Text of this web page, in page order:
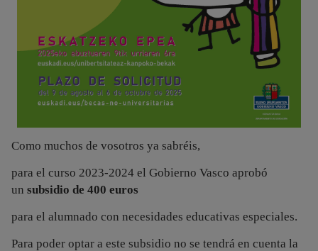
Como muchos de vosotros ya sabréis,
para el curso 2023-2024 el Gobierno Vasco aprobó
un subsidio de 400 euros
para el alumnado con necesidades educativas especiales.
Para poder optar a este subsidio no se tendrá en cuenta la